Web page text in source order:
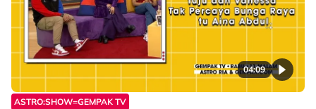
04:09
ASTRO:SHOW=GEMPAK TV